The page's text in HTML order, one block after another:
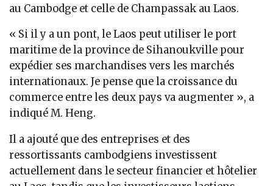
au Cambodge et celle de Champassak au Laos.
« Si il y a un pont, le Laos peut utiliser le port
maritime de la province de Sihanoukville pour
expédier ses marchandises vers les marchés
internationaux. Je pense que la croissance du
commerce entre les deux pays va augmenter », a
indiqué M. Heng.
Il a ajouté que des entreprises et des
ressortissants cambodgiens investissent
actuellement dans le secteur financier et hôtelier